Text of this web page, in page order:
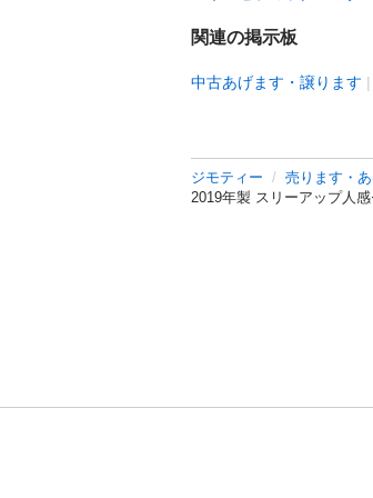
関連の掲示板
中古あげます・譲ります
ジモティー 売ります・
2019年製 スリーアップ人